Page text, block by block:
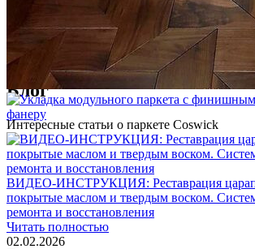
Услуги по реставрации паркета
1 500 ₽
Блог
Интересные статьи о паркете Coswick
ВИДЕО-ИНСТРУКЦИЯ: Реставрация
покрытые маслом и твердым воском.
ремонта и восстановления
Читать полностью
02.02.2026